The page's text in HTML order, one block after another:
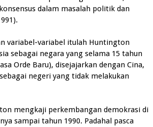
dalam masalah politik dan
variabel-variabel itulah Huntington
sebagai negara yang selama 15 tahun
Orde Baru), disejajarkan dengan Cina,
negeri yang tidak melakukan
mengkaji perkembangan demokrasi di
sampai tahun 1990. Padahal pasca